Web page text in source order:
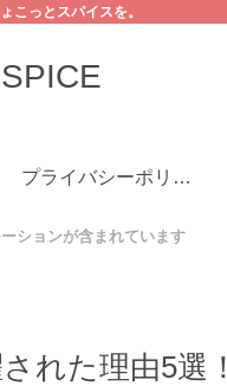
こっとスパイスを。
プライバシーポリシー
ションが含まれています
れた理由5選！